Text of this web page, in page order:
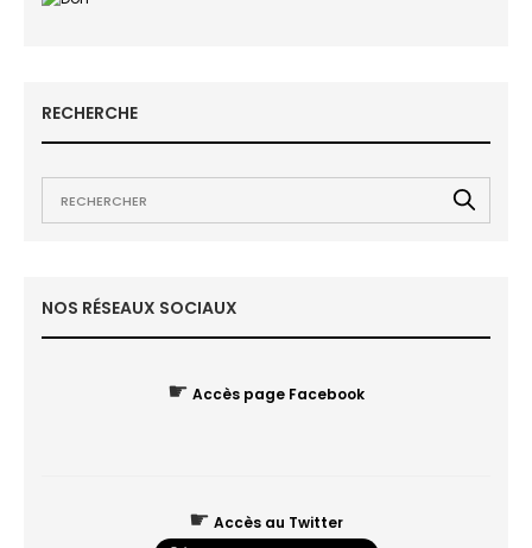
RECHERCHE
NOS RÉSEAUX SOCIAUX
☛ Accès page Facebook
☛ Accès au Twitter